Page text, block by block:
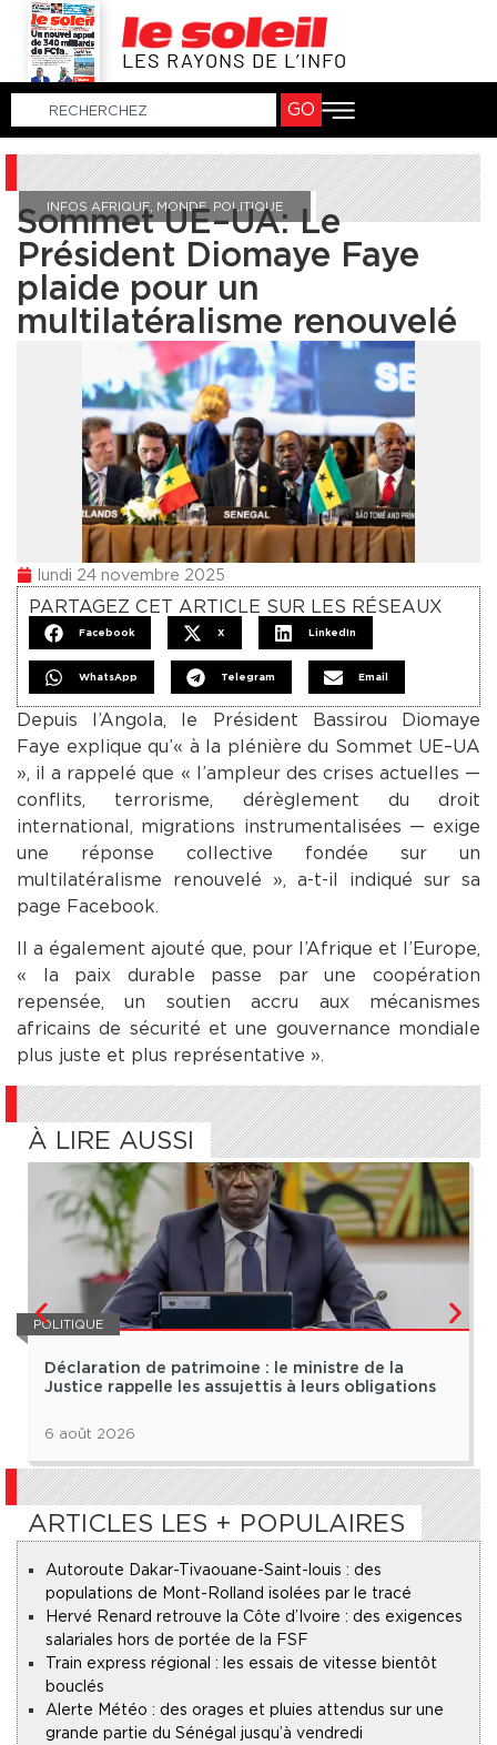
LES RAYONS DE L’INFO
GO
INFOS AFRIQUE, MONDE, POLITIQUE
Sommet UE–UA: Le
Président Diomaye Faye
plaide pour un
multilatéralisme renouvelé
lundi 24 novembre 2025
PARTAGEZ CET ARTICLE SUR LES RÉSEAUX
Facebook X LinkedIn
WhatsApp Telegram Email
Depuis l’Angola, le Président Bassirou Diomaye
Faye explique qu’« à la plénière du Sommet UE–UA
», il a rappelé que « l’ampleur des crises actuelles —
conflits, terrorisme, dérèglement du droit
international, migrations instrumentalisées — exige
une réponse collective fondée sur un
multilatéralisme renouvelé », a-t-il indiqué sur sa
page Facebook.
Il a également ajouté que, pour l’Afrique et l’Europe,
« la paix durable passe par une coopération
repensée, un soutien accru aux mécanismes
africains de sécurité et une gouvernance mondiale
plus juste et plus représentative ».
À LIRE AUSSI
POLITIQUE
Déclaration de patrimoine : le ministre de la
Justice rappelle les assujettis à leurs obligations
6 août 2026
ARTICLES LES + POPULAIRES
Autoroute Dakar-Tivaouane-Saint-louis : des
populations de Mont-Rolland isolées par le tracé
Hervé Renard retrouve la Côte d’Ivoire : des exigences
salariales hors de portée de la FSF
Train express régional : les essais de vitesse bientôt
bouclés
Alerte Météo : des orages et pluies attendus sur une
grande partie du Sénégal jusqu’à vendredi